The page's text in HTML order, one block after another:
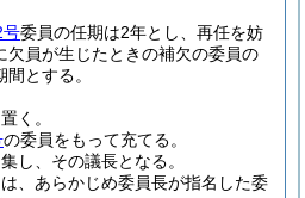
号委員の任期は2年とし、再任を妨
欠員が生じたときの補欠の委員の
とする。
く。
の委員をもって充てる。
し、その議長となる。
、あらかじめ委員長が指名した委